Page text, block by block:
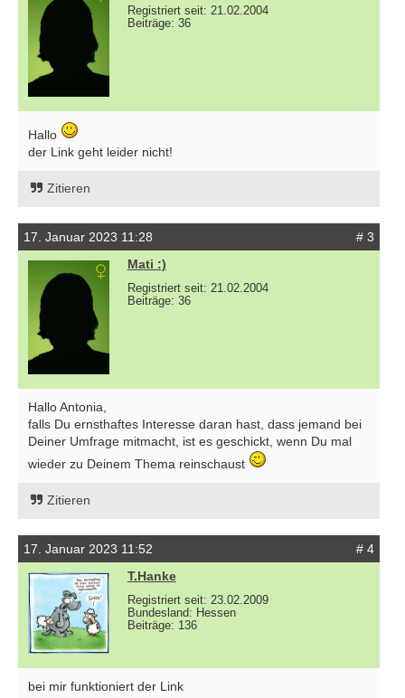
Registriert seit: 21.02.2004
Beiträge: 36
Hallo
der Link geht leider nicht!
Zitieren
17. Januar 2023 11:28
# 3
Mati :)
Registriert seit: 21.02.2004
Beiträge: 36
Hallo Antonia,
falls Du ernsthaftes Interesse daran hast, dass jemand bei
Deiner Umfrage mitmacht, ist es geschickt, wenn Du mal
wieder zu Deinem Thema reinschaust
Zitieren
17. Januar 2023 11:52
# 4
T.Hanke
Registriert seit: 23.02.2009
Bundesland: Hessen
Beiträge: 136
bei mir funktioniert der Link